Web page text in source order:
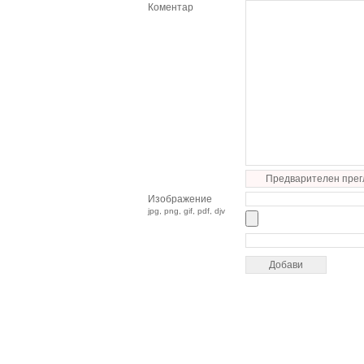
Коментар
Предварителен
Изображение
jpg, png, gif, pdf, djv